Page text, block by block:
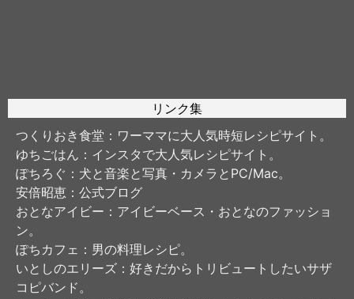
リンク集
つくりおき食堂 ：ワーママに大人気時短レシピサイト。
ゆちごはん ：インスタで大人気レシピサイト。
ぽちろぐ ：犬と音楽と写真・カメラとPC/Mac。
安倍昭恵 ：公式ブログ
おとなアイビー ：アイビーベース・おとなのファッショ
ン。
ぽちカフェ ：男の料理レシピ。
いとしのエリーズ ：好きだからトリビュートしたいサザ
コピバンド。